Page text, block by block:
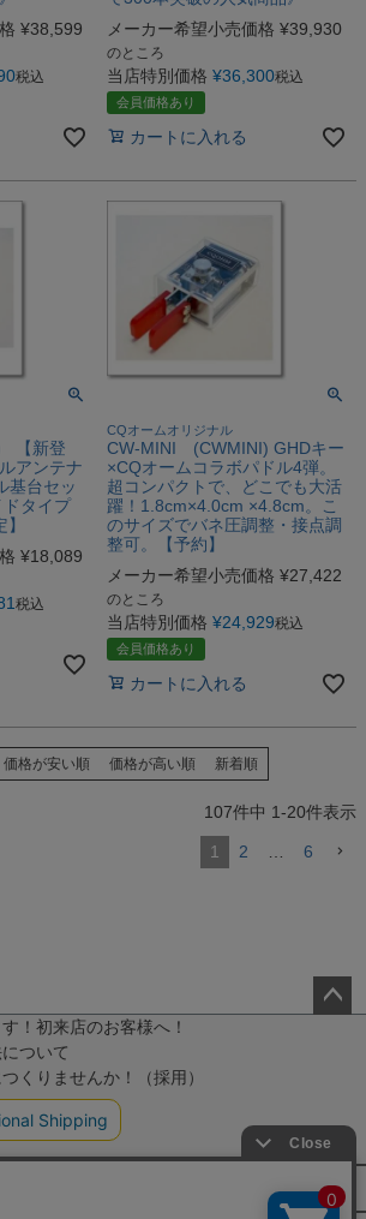
¥38,599
税込
メーカー希望小売価格 ¥39,930
のところ
当店特別価格 ¥36,300税込
会員価格あり
カートに入れる
【新登
アンテナ
基台セッ
ドタイプ
¥18,089
税込
CQオームオリジナル
CW-MINI (CWMINI) GHDキー
×CQオームコラボパドル4弾。
超コンパクトで、どこでも大活
躍！1.8cm×4.0cm ×4.8cm。こ
のサイズでバネ圧調整・接点調
整可。【予約】
メーカー希望小売価格 ¥27,422
のところ
当店特別価格 ¥24,929税込
会員価格あり
カートに入れる
価格が安い順 価格が高い順 新着順
107件中 1-20件表示
1 2 6
！初来店のお客様へ！
ついて
くりませんか！（採用）